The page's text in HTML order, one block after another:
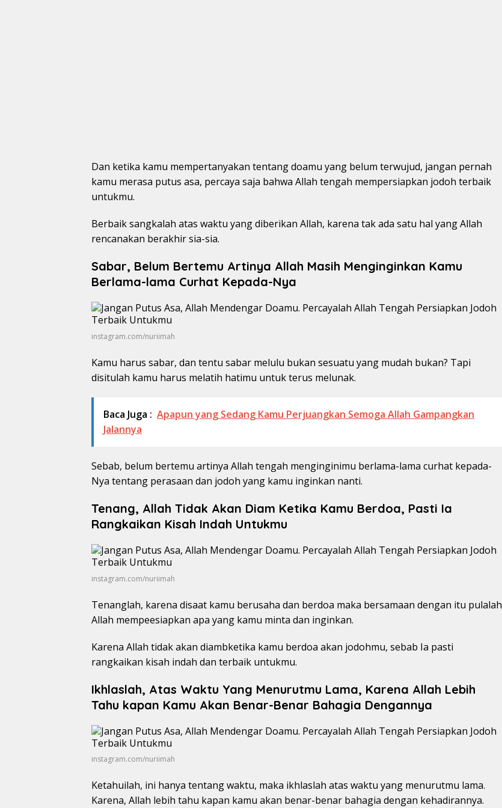
Dan ketika kamu mempertanyakan tentang doamu yang belum terwujud, jangan pernah
kamu merasa putus asa, percaya saja bahwa Allah tengah mempersiapkan jodoh terbaik
untukmu.
Berbaik sangkalah atas waktu yang diberikan Allah, karena tak ada satu hal yang Allah
rencanakan berakhir sia-sia.
Sabar, Belum Bertemu Artinya Allah Masih Menginginkan Kamu
Berlama-lama Curhat Kepada-Nya
instagram.com/nuriimah
Kamu harus sabar, dan tentu sabar melulu bukan sesuatu yang mudah bukan? Tapi
disitulah kamu harus melatih hatimu untuk terus melunak.
Baca Juga : Apapun yang Sedang Kamu Perjuangkan Semoga Allah Gampangkan
Jalannya
Sebab, belum bertemu artinya Allah tengah menginginimu berlama-lama curhat kepada-
Nya tentang perasaan dan jodoh yang kamu inginkan nanti.
Tenang, Allah Tidak Akan Diam Ketika Kamu Berdoa, Pasti Ia
Rangkaikan Kisah Indah Untukmu
instagram.com/nuriimah
Tenanglah, karena disaat kamu berusaha dan berdoa maka bersamaan dengan itu pulalah
Allah mempeesiapkan apa yang kamu minta dan inginkan.
Karena Allah tidak akan diambketika kamu berdoa akan jodohmu, sebab Ia pasti
rangkaikan kisah indah dan terbaik untukmu.
Ikhlaslah, Atas Waktu Yang Menurutmu Lama, Karena Allah Lebih
Tahu kapan Kamu Akan Benar-Benar Bahagia Dengannya
instagram.com/nuriimah
Ketahuilah, ini hanya tentang waktu, maka ikhlaslah atas waktu yang menurutmu lama.
Karena, Allah lebih tahu kapan kamu akan benar-benar bahagia dengan kehadirannya.